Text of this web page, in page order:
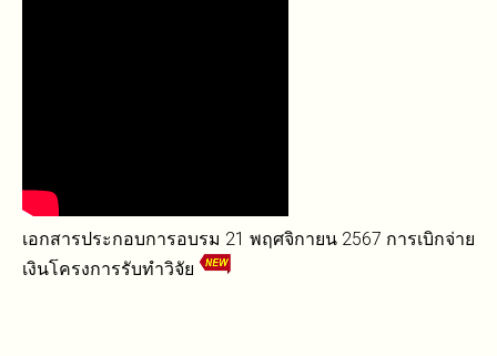
เอกสารประกอบการอบรม 21 พฤศจิกายน 2567 การเบิกจ่าย
เงินโครงการรับทำวิจัย